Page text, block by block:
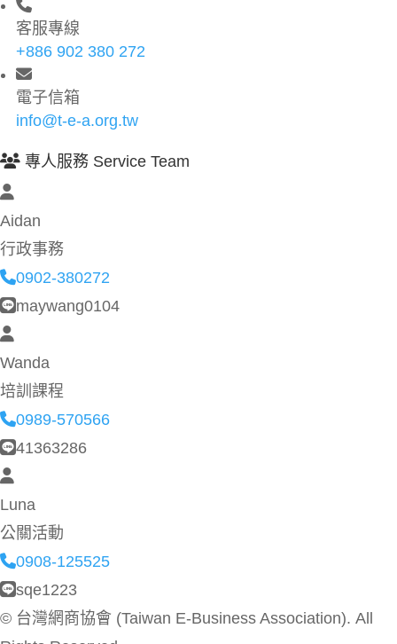
客服專線
+886 902 380 272
電子信箱
info@t-e-a.org.tw
專人服務 Service Team
Aidan
行政事務
0902-380272
maywang0104
Wanda
培訓課程
0989-570566
41363286
Luna
公關活動
0908-125525
sqe1223
© 台灣網商協會 (Taiwan E-Business Association). All